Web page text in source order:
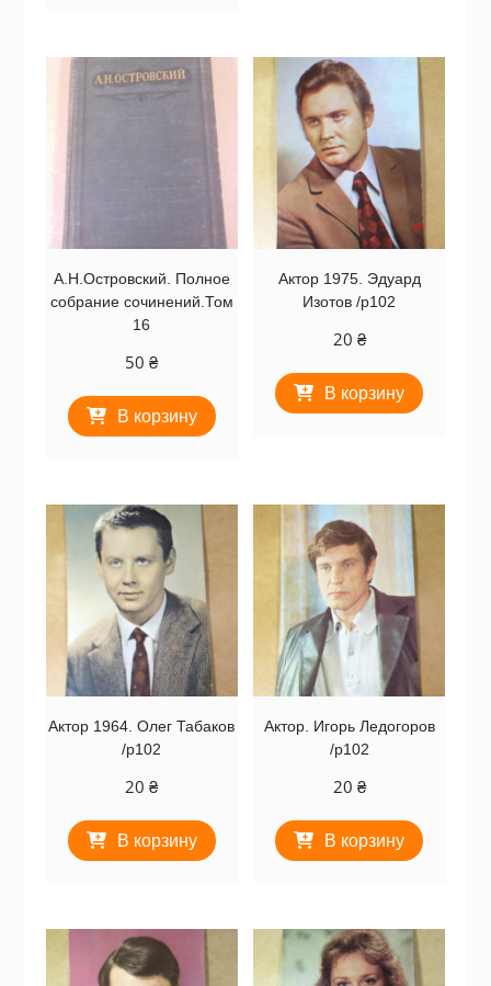
А.Н.Островский. Полное
собрание сочинений.Том
16
50₴
В корзину
Актор 1975. Эдуард
Изотов /p102
20 ₴
В корзину
Актор 1964. Олег Табаков
/p102
20₴
В корзину
Актор. Игорь Ледогоров
/p102
20 ₴
В корзину